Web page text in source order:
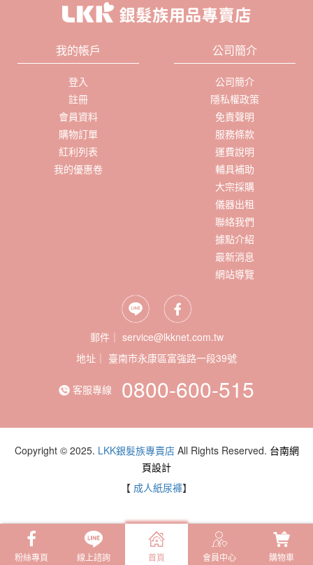
粉絲專頁 線上諮詢 首頁 會員中心 購物車
我的帳戶
登入
註冊
會員資料
購物訂單
紅利列表
我的優惠卷
公司簡介
公司簡介
隱私權政策
免責聲明
服務條款
運費說明
輔具補助
大宗採購
儀器出租
聯絡我們
據點介紹
最新消息
網站導覽
郵件｜ service@lkknet.com.tw
地址｜
客服專線 0800-600-515
Copyright © 2025. LKK銀髮族專賣店All Rights Reserved. 台南網
頁設計
【 成人紙尿褲】